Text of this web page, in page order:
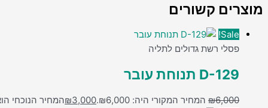
מוצרים קשורים
Sale!
פסלי רשת גדולים לתליה
D-129 תנוחת עובר
₪6,000 המחיר המקורי היה: ₪6,000. ₪3,000 המחיר הנוכחי הוא: